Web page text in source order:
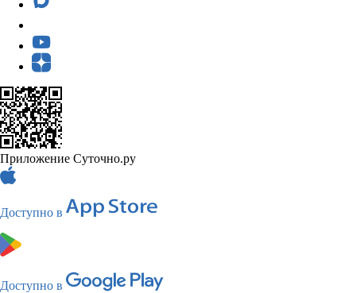
Приложение Суточно.ру
Доступно в
Доступно в